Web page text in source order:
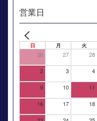
営業日
日 月 火
26 27 28
2 3 4
9 10 11
16 17 18